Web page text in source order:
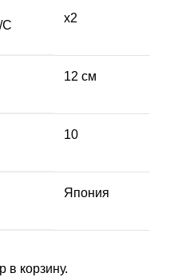
С
х2
12 см
10
Япония
в корзину.